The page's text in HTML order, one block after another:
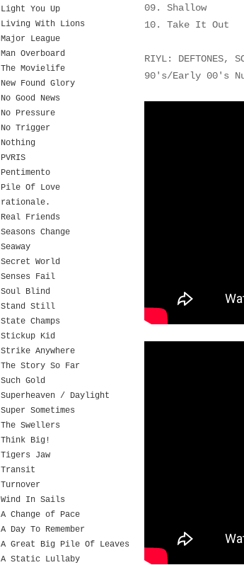
09. Shallow
10. Take It Out
RIYL: DEFTONES,
90's/Early 00's
Light You Up
Living With Lions
Major League
Man Overboard
The Movielife
New Found Glory
No Good News
No Pressure
No Trigger
Nothing
PVRIS
Pentimento
Pile Of Love
rationale.
Real Friends
Seasons Change
Seaway
Secret World
Senses Fail
Soul Blind
Stand Still
State Champs
Stickup Kid
Strike Anywhere
The Story So Far
Such Gold
Superheaven / Daylight
Super Sometimes
The Swellers
Think Big!
Tigers Jaw
Transit
Turnover
Wind In Sails
A Change of Pace
A Day To Remember
A Great Big Pile Of Leaves
A Static Lullaby